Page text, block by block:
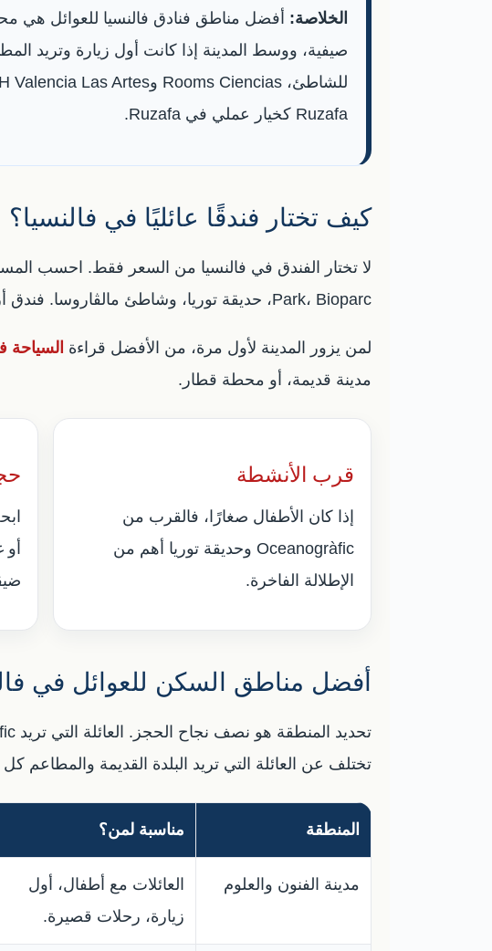
الخلاصة: أفضل مناطق فنادق فالنسيا للعوائل هي
Ruzafa كخيار عملي في Ruzafa.
كيف تختار فندقًا عائليًا في فالنسيا؟
Park، Bioparc، حديقة توريا، وشاطئ مالڤاروسا. فندق أرخص لكنه بعيد قد يزيد عليك تكلفة التاكسي وتعب الأطفال.
لمن يزور المدينة لأول مرة، من الأفضل قراءة السياحة
مدينة قديمة، أو محطة قطار.
قرب الأنشطة
إذا كان الأطفال صغارًا، فالقرب من
Oceanogràfic وحديقة توريا أهم من
الإطلالة الفاخرة.
أفضل مناطق السكن للعوائل في
تختلف عن العائلة التي تريد البلدة القديمة والمطاعم كل
المنطقة مناسبة لمن؟
مدينة الفنون والعلوم
العائلات مع أطفال، أول
زيارة، رحلات قصيرة.